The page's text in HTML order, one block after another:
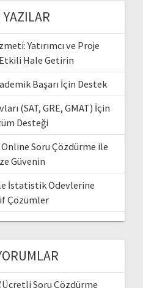
YAZILAR
Yatırımcı ve Proje
Etkili Hale Getirin
Başarı İçin Destek
(SAT, GRE, GMAT) İçin
Desteği
Online Soru Çözdürme ile
Güvenin
İstatistik Ödevlerine
Çözümler
Soru Çözdürme